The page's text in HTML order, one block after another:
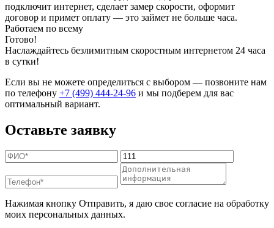
подключит интернет, сделает замер скорости, оформит
договор и примет оплату — это займет не больше часа.
Работаем по всему
Готово!
Наслаждайтесь безлимитным скоростным интернетом 24 часа
в сутки!
Если вы не можете определиться с выбором — позвоните нам
по телефону +7 (499) 444-24-96 и мы подберем для вас
оптимальный вариант.
Оставьте заявку
Нажимая кнопку Отправить, я даю свое согласие на обработку
моих персональных данных.